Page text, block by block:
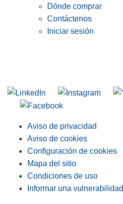
Dónde comprar
Contáctenos
Iniciar sesión
Aviso de privacidad
Aviso de cookies
Configuración de cookies
Mapa del sitio
Condiciones de uso
Informar una vulnerabilidad